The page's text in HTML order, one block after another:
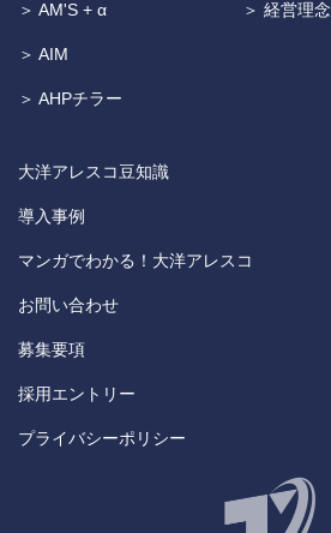
＞ AM'S + α
＞ AIM
＞ AHPチラー
＞ 経営理念
大洋アレスコ豆知識
導入事例
マンガでわかる！大洋アレスコ
お問い合わせ
募集要項
採用エントリー
プライバシーポリシー